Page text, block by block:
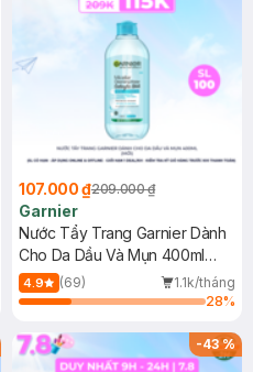
107.000 ₫209.000 ₫
Garnier
Nước Tẩy Trang Garnier Dành
Cho Da Dầu Và Mụn 400ml
(Mới)
4.9 (69)
1.1k/tháng
28%
-43%